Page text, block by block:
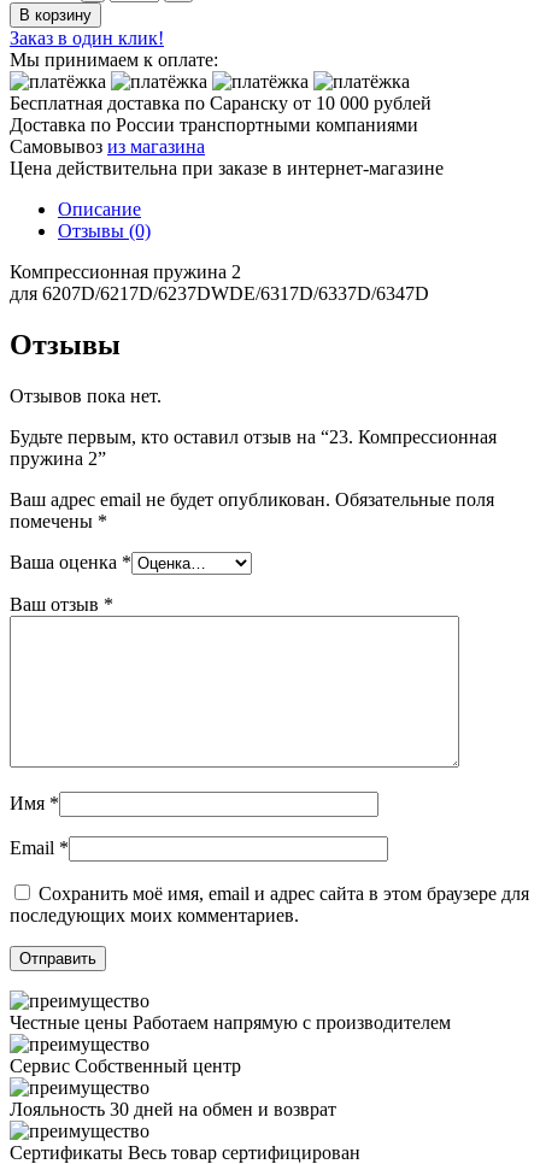
В корзину
Заказ в один клик!
Мы принимаем к оплате:
Бесплатная доставка по Саранску от 10 000 рублей
Доставка по России транспортными компаниями
Самовывоз из магазина
Цена действительна при заказе в интернет-магазине
Описание
Отзывы (0)
Компрессионная пружина 2
для 6207D/6217D/6237DWDE/6317D/6337D/6347D
Отзывы
Отзывов пока нет.
Будьте первым, кто оставил отзыв на “23. Компрессионная
пружина 2”
Ваш адрес email не будет опубликован. Обязательные поля
помечены *
Ваша оценка *
Ваш отзыв *
Имя *
Email *
Сохранить моё имя, email и адрес сайта в этом браузере для
последующих моих комментариев.
Честные цены Работаем напрямую с производителем
Сервис Собственный центр
Лояльность 30 дней на обмен и возврат
Сертификаты Весь товар сертифицирован